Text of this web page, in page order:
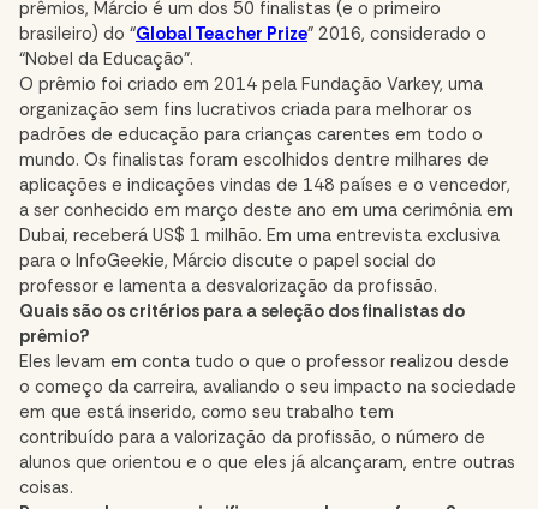
prêmios, Márcio é um dos 50 finalistas (e o primeiro
brasileiro) do “Global Teacher Prize” 2016, considerado o
“Nobel da Educação”.
O prêmio foi criado em 2014 pela Fundação Varkey, uma
organização sem fins lucrativos criada para melhorar os
padrões de educação para crianças carentes em todo o
mundo. Os finalistas foram escolhidos dentre milhares de
aplicações e indicações vindas de 148 países e o vencedor,
a ser conhecido em março deste ano em uma cerimônia em
Dubai, receberá US$ 1 milhão. Em uma entrevista exclusiva
para o InfoGeekie, Márcio discute o papel social do
professor e lamenta a desvalorização da profissão.
Quais são os critérios para a seleção dos finalistas do
prêmio?
Eles levam em conta tudo o que o professor realizou desde
o começo da carreira, avaliando o seu impacto na sociedade
em que está inserido, como seu trabalho tem
contribuído para a valorização da profissão, o número de
alunos que orientou e o que eles já alcançaram, entre outras
coisas.